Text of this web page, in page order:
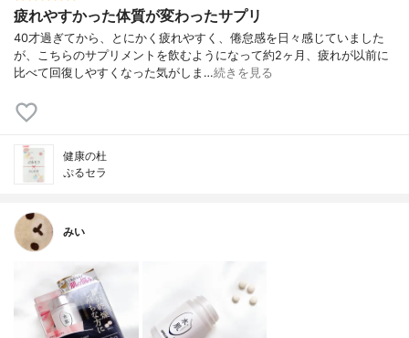
疲れやすかった体質が変わったサプリ
40才過ぎてから、とにかく疲れやすく、倦怠感を日々感じていました
が、こちらのサプリメントを飲むようになって約2ヶ月、疲れが以前に
比べて回復しやすくなった気がしま…続きを見る
健康の杜
ぷるセラ
みい